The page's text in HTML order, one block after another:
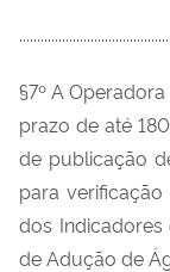
§7º A
prazo de até
de publicação
para
dos
de Adução de